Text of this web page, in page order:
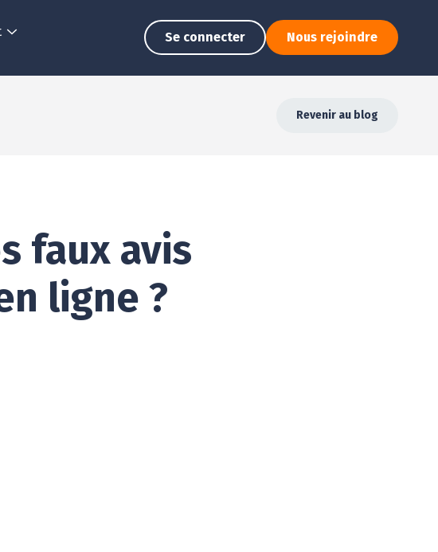
Se connecter Nous rejoindre
Revenir au blog
faux avis
ligne ?